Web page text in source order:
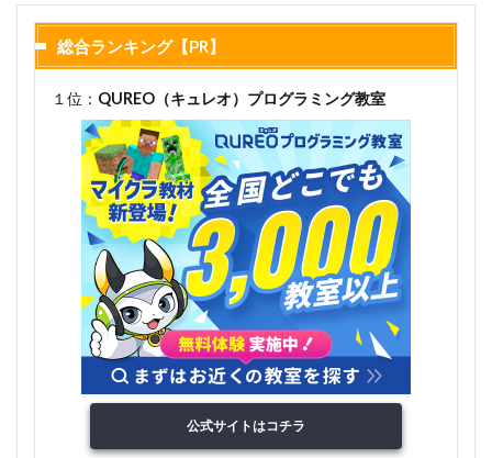
総合ランキング【PR】
１位： QUREO（キュレオ）プログラミング教室
公式サイトはコチラ